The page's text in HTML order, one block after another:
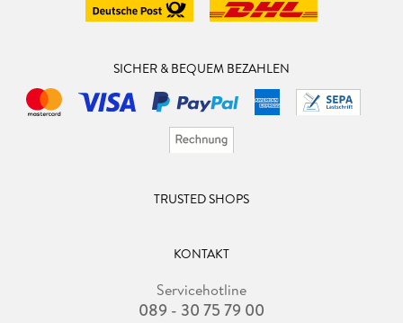
SICHER & BEQUEM BEZAHLEN
TRUSTED SHOPS
KONTAKT
Servicehotline
089 - 30 75 79 00